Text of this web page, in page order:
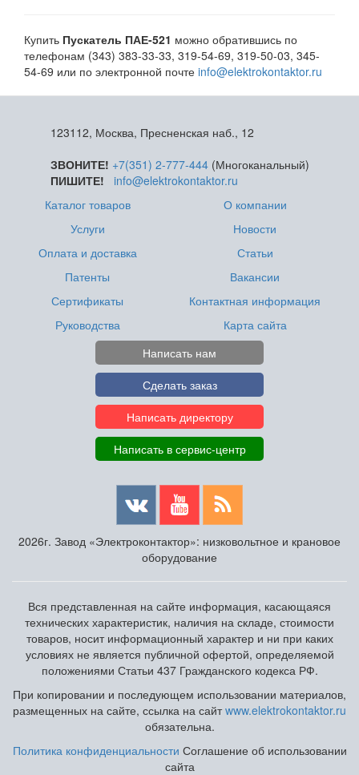
Купить Пускатель ПАЕ-521 можно обратившись по
телефонам (343) 383-33-33, 319-54-69, 319-50-03, 345-
54-69 или по электронной почте info@elektrokontaktor.ru
123112, Москва, Пресненская наб., 12
ЗВОНИТЕ! +7(351) 2-777-444(Многоканальный)
ПИШИТЕ!
info@elektrokontaktor.ru
Каталог товаров
Услуги
Оплата и доставка
Патенты
Сертификаты
Руководства
О компании
Новости
Статьи
Вакансии
Контактная информация
Карта сайта
Написать нам
Сделать заказ
Написать директору
Написать в сервис-центр
2026г. Завод «Электроконтактор»: низковольтное и крановое
оборудование
Вся представленная на сайте информация, касающаяся
технических характеристик, наличия на складе, стоимости
товаров, носит информационный характер и ни при каких
условиях не является публичной офертой, определяемой
положениями Статьи 437 Гражданского кодекса РФ.
При копировании и последующем использовании материалов,
размещенных на сайте, ссылка на сайтwww.elektrokontaktor.ru
обязательна.
Политика конфиденциальности Соглашение об использовании
сайта